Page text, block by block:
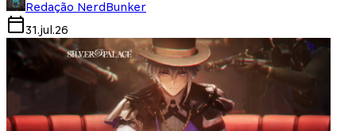
Redação NerdBunker
31.jul.26